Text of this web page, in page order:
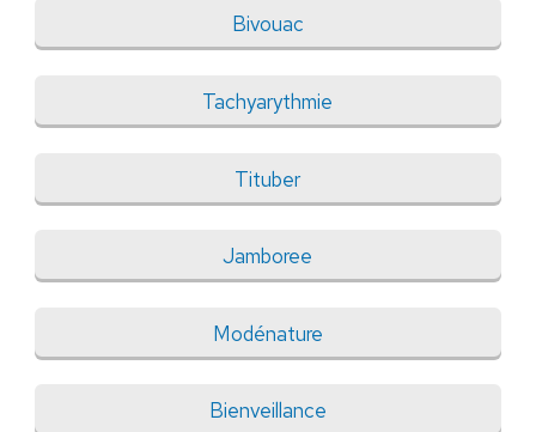
Bivouac
Tachyarythmie
Tituber
Jamboree
Modénature
Bienveillance